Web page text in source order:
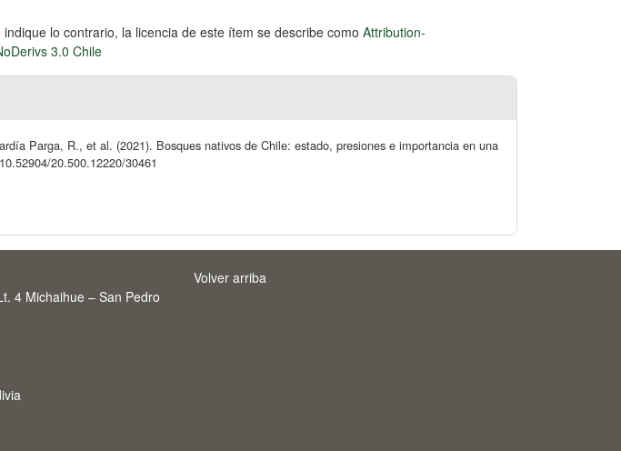
indique lo contrario, la licencia de este ítem se describe como Attribution-
3.0 Chile
Parga, R., et al. (2021). Bosques nativos de Chile: estado, presiones e importancia en una
20.500.12220/30461
4 Michaihue – San Pedro
Volver arriba